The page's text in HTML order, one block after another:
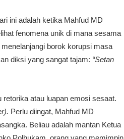
ini adalah ketika Mahfud MD
fenomena unik di mana sesama
borok korupsi masa
diksi yang sangat tajam: “Setan
retorika atau luapan emosi sesaat.
Perlu diingat, Mahfud MD
Beliau adalah mantan Ketua